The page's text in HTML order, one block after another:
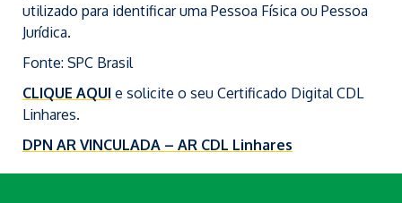
utilizado para identificar uma Pessoa Física ou Pessoa
Jurídica.
Fonte: SPC Brasil
CLIQUE AQUI e solicite o seu Certificado Digital CDL
Linhares.
DPN AR VINCULADA – AR CDL Linhares